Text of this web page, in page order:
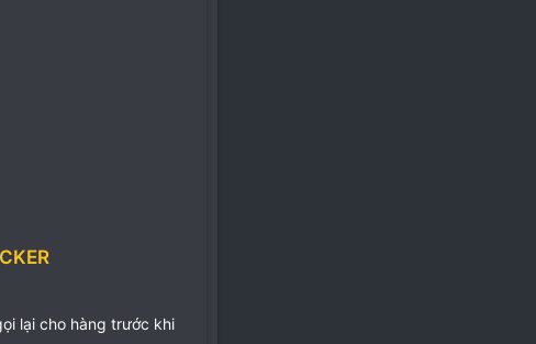
lại cho hàng trước khi